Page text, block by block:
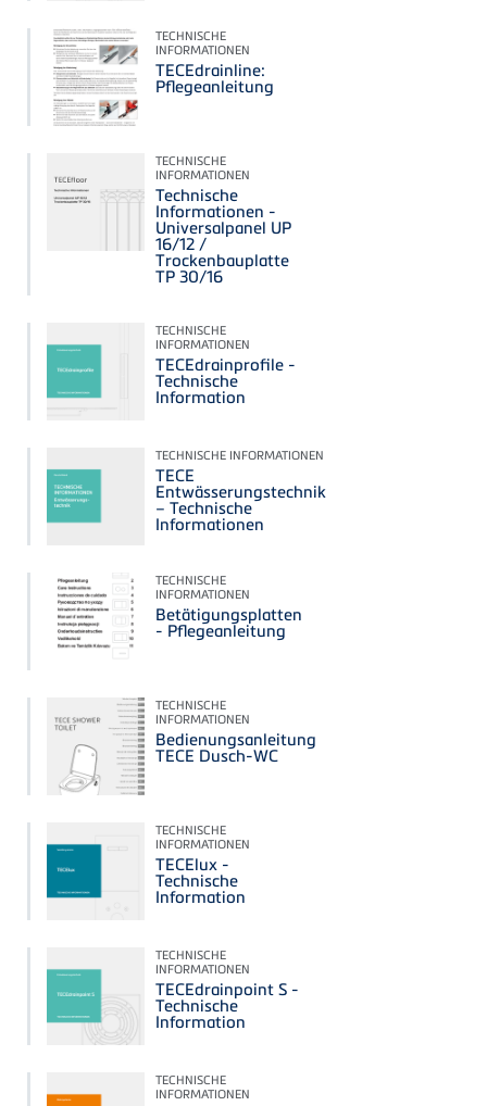
TECHNISCHE
INFORMATIONEN
TECEdrainline:
Pflegeanleitung
TECHNISCHE
INFORMATIONEN
Technische
Informationen -
Universalpanel UP
16/12 /
Trockenbauplatte
TP 30/16
TECHNISCHE
INFORMATIONEN
TECEdrainprofile -
Technische
Information
TECHNISCHE INFORMATIONEN
TECE
Entwässerungstechnik
– Technische
Informationen
TECHNISCHE
INFORMATIONEN
Betätigungsplatten
- Pflegeanleitung
TECHNISCHE
INFORMATIONEN
Bedienungsanleitung
TECE Dusch-WC
TECHNISCHE
INFORMATIONEN
TECElux -
Technische
Information
TECHNISCHE
INFORMATIONEN
TECEdrainpoint S -
Technische
Information
TECHNISCHE
INFORMATIONEN